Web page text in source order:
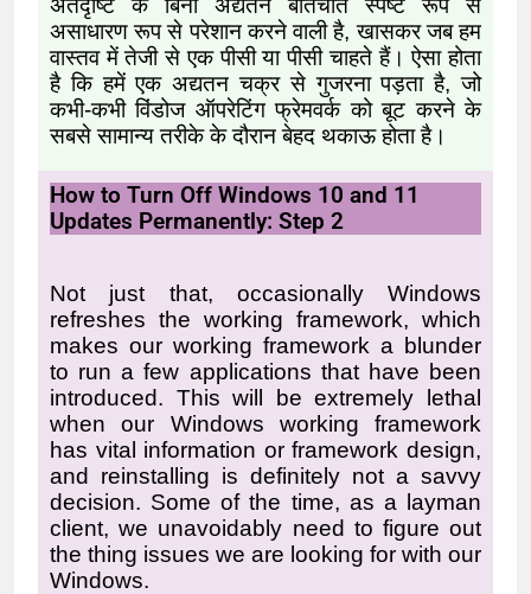
असाधारण रूप से परेशान करने वाली है, खासकर जब हम
वास्तव में तेजी से एक पीसी या पीसी चाहते हैं। ऐसा होता
है कि हमें एक अद्यतन चक्र से गुजरना पड़ता है, जो
कभी-कभी विंडोज ऑपरेटिंग फ्रेमवर्क को बूट करने के
सबसे सामान्य तरीके के दौरान बेहद थकाऊ होता है।
How to Turn Off Windows 10 and 11
Updates Permanently: Step 2
Not just that, occasionally Windows
refreshes the working framework, which
makes our working framework a blunder
to run a few applications that have been
introduced. This will be extremely lethal
when our Windows working framework
has vital information or framework design,
and reinstalling is definitely not a savvy
decision. Some of the time, as a layman
client, we unavoidably need to figure out
the thing issues we are looking for with our
Windows.